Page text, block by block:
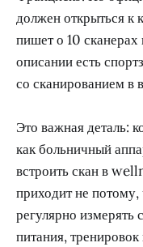
должен открыться к
пишет о 10
описании есть
со сканированием в
Это важная деталь:
как больничный
встроить скан в
приходит не потому,
регулярно измерять
питания,